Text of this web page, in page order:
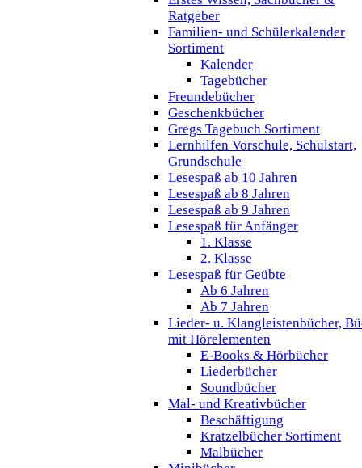
Ratgeber
Familien- und Schülerkalender
Sortiment
Kalender
Tagebücher
Freundebücher
Geschenkbücher
Gregs Tagebuch Sortiment
Lernhilfen Vorschule, Schulstart,
Grundschule
Lesespaß ab 10 Jahren
Lesespaß ab 8 Jahren
Lesespaß ab 9 Jahren
Lesespaß für Anfänger
1. Klasse
2. Klasse
Lesespaß für Geübte
Ab 6 Jahren
Ab 7 Jahren
Lieder- u. Klangleistenbücher,
mit Hörelementen
E-Books & Hörbücher
Liederbücher
Soundbücher
Mal- und Kreativbücher
Beschäftigung
Kratzelbücher Sortiment
Malbücher